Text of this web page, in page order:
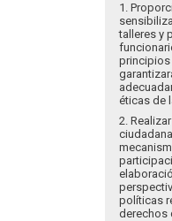
1.
talleres y
principios
éticas de
2.
políticas
derechos